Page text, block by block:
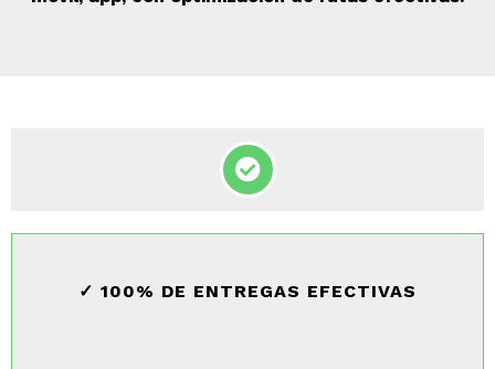
✓ 100% DE ENTREGAS EFECTIVAS